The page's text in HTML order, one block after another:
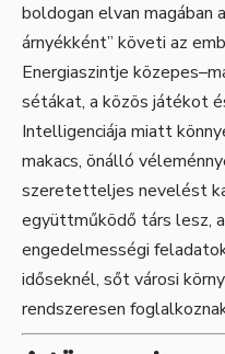
boldogan elvan magában
árnyékként” követi az
Energiaszintje
sétákat, a közös játékot
Intelligenciája miatt
makacs, önálló
szeretetteljes nevelést
együttműködő társ lesz,
engedelmességi
időseknél, sőt városi
rendszeresen